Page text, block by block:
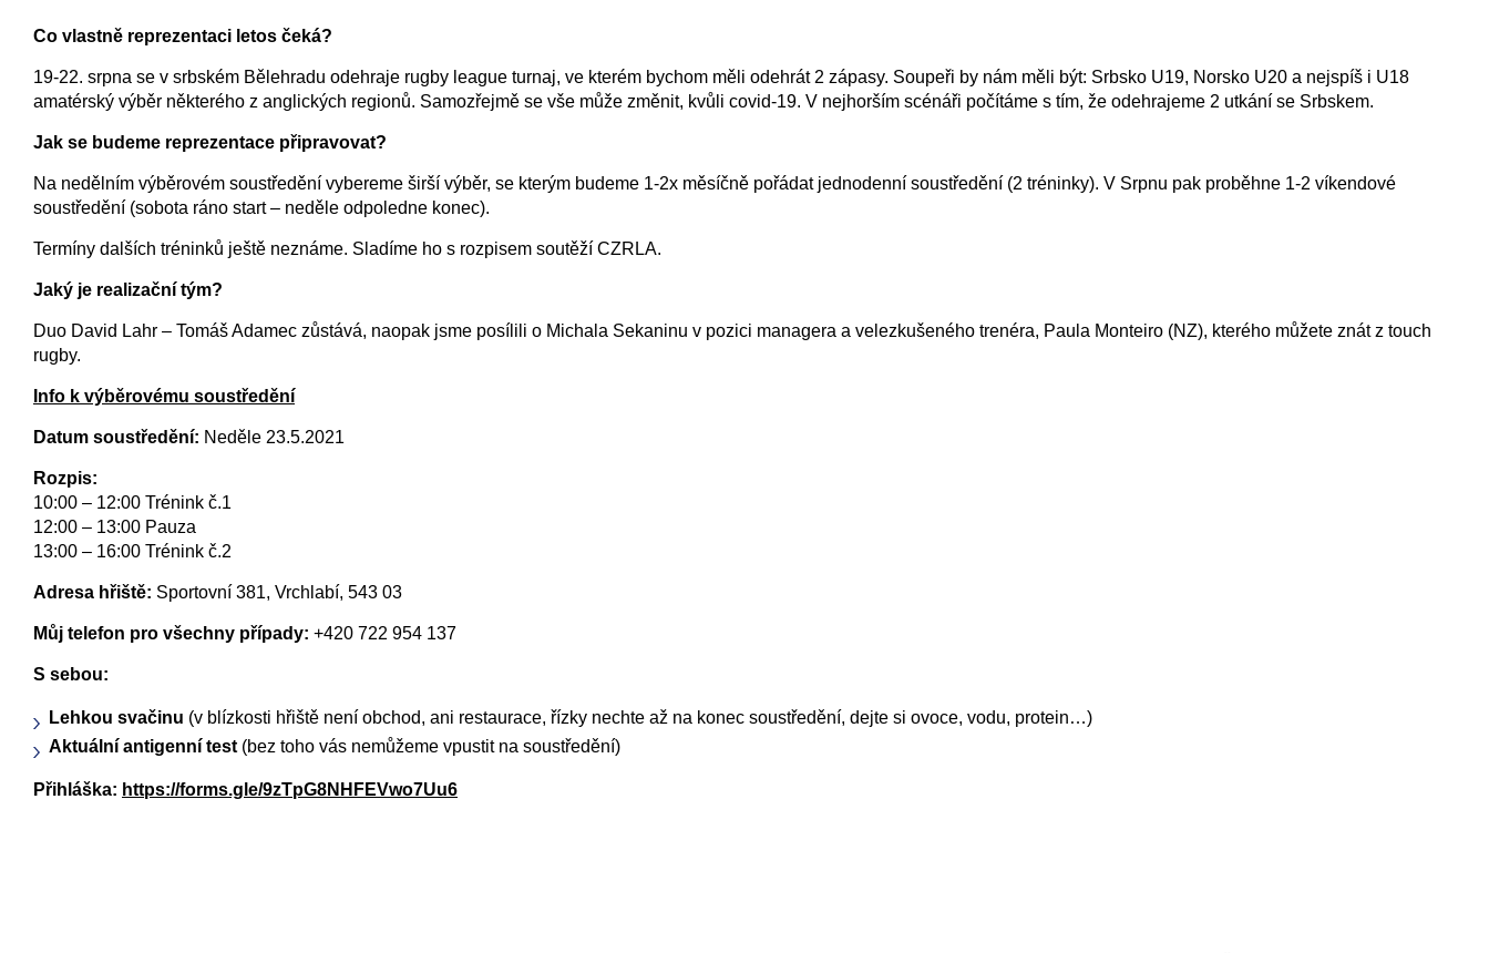
Co vlastně reprezentaci letos čeká?
19-22. srpna se v srbském Bělehradu odehraje rugby league turnaj, ve kterém bychom měli odehrát 2 zápasy. Soupeři by nám měli být: Srbsko U19, Norsko U20 a nejspíš i U18
amatérský výběr některého z anglických regionů. Samozřejmě se vše může změnit, kvůli covid-19. V nejhorším scénáři počítáme s tím, že odehrajeme 2 utkání se Srbskem.
Jak se budeme reprezentace připravovat?
Na nedělním výběrovém soustředění vybereme širší výběr, se kterým budeme 1-2x měsíčně pořádat jednodenní soustředění (2 tréninky). V Srpnu pak proběhne 1-2 víkendové
soustředění (sobota ráno start – neděle odpoledne konec).
Termíny dalších tréninků ještě neznáme. Sladíme ho s rozpisem soutěží CZRLA.
Jaký je realizační tým?
Duo David Lahr – Tomáš Adamec zůstává, naopak jsme posílili o Michala Sekaninu v pozici managera a velezkušeného trenéra, Paula Monteiro (NZ), kterého můžete znát z touch
rugby.
Info k výběrovému soustředění
Datum soustředění: Neděle 23.5.2021
Rozpis:
10:00 – 12:00 Trénink č.1
12:00 – 13:00 Pauza
13:00 – 16:00 Trénink č.2
Adresa hřiště: Sportovní 381, Vrchlabí, 543 03
Můj telefon pro všechny případy: +420 722 954 137
S sebou:
Lehkou svačinu (v blízkosti hřiště není obchod, ani restaurace, řízky nechte až na konec soustředění, dejte si ovoce, vodu, protein…)
Aktuální antigenní test (bez toho vás nemůžeme vpustit na soustředění)
Přihláška: https://forms.gle/9zTpG8NHFEVwo7Uu6